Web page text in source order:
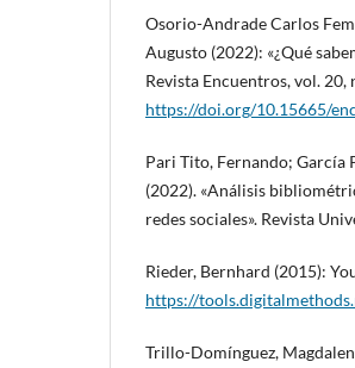
Osorio-Andrade Carlos
Augusto (2022): «¿Qué
Revista Encuentros, vol.
https://doi.org/10.15665/
Pari Tito, Fernando; García
(2022). «Análisis
redes sociales». Revista
Rieder, Bernhard (2015):
https://
Trillo-Domínguez,